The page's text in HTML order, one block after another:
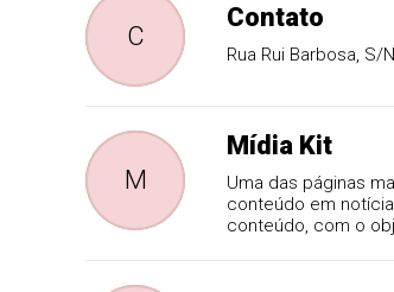
C
Contato
Rua Rui Barbosa, S/
M
Mídia Kit
Uma das páginas
conteúdo em
conteúdo, com o